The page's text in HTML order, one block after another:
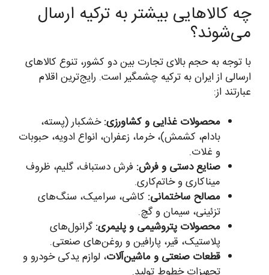
چه کالاهایی بیشتر به ترکیه ارسال
می‌شوند؟
با توجه به حجم بالای تجارت بین دو کشور، تنوع کالاهای
ارسالی از ایران به ترکیه چشمگیر است. رایج‌ترین اقلام
عبارتند از:
محصولات غذایی و کشاورزی:خشکبار (پسته،
بادام، کشمش)، خرما، زعفران، انواع ادویه، حبوبات
و غلات.
صنایع دستی و فرش: فرش دستباف، گلیم، ظروف
میناکاری و خاتم‌کاری.
مصالح ساختمانی: کاشی، سرامیک، سنگ‌های
تزئینی، سیمان و گچ.
محصولات پتروشیمی و پلیمری: گرانول‌های
پلاستیک، قیر، پارافین و روغن‌های صنعتی.
قطعات صنعتی و ماشین‌آلات، لوازم یدکی خودرو و